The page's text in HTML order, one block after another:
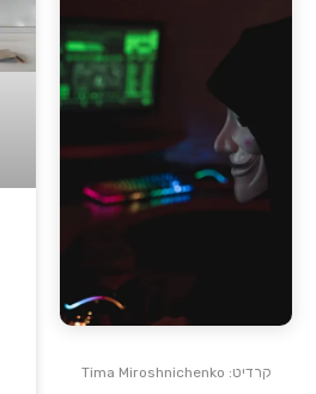
קרדיט: Tima Miroshnichenko